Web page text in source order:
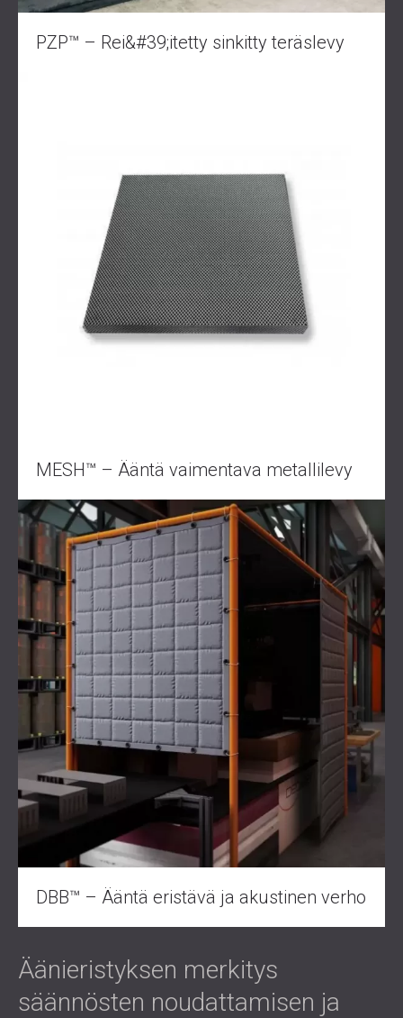
PZP™ – Rei&#39;itetty sinkitty teräslevy
MESH™ – Ääntä vaimentava metallilevy
DBB™ – Ääntä eristävä ja akustinen verho
Äänieristyksen merkitys
säännösten noudattamisen ja